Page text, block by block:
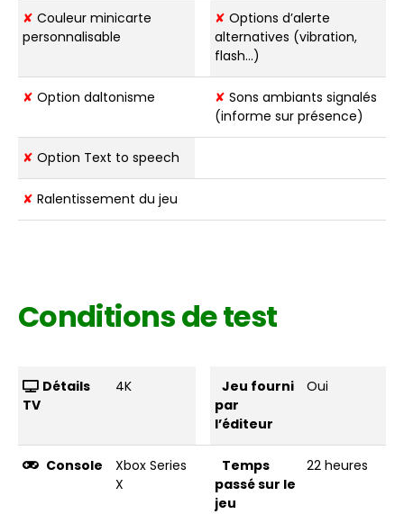
✘ Couleur minicarte
personnalisable
✘ Options d’alerte
alternatives (vibration,
flash…)
✘ Option daltonisme ✘ Sons ambiants signalés
(informe sur présence)
✘ Option Text to speech
✘ Ralentissement du jeu
Conditions de test
Détails
TV
4K
Jeu fourni
par
l’éditeur
Oui
Console
Xbox Series
X
Temps
passé sur le
jeu
22 heures